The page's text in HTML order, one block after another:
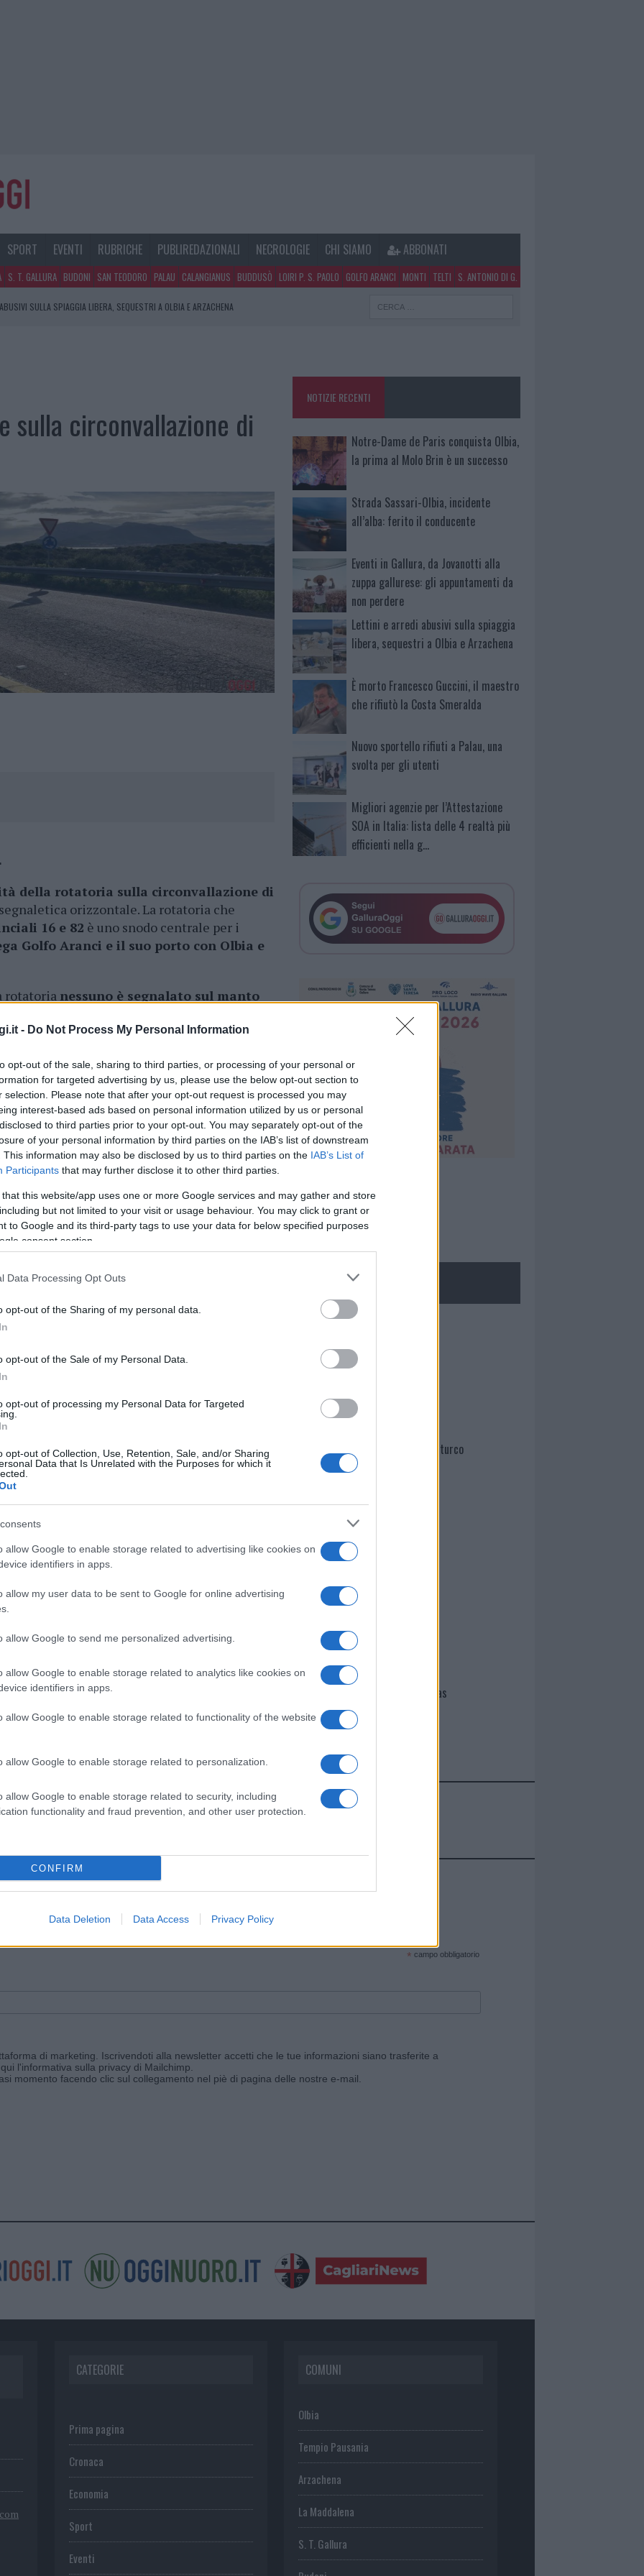
- Do Not Process My Personal Information
opt-out of the sale, sharing to third parties, or processing of your personal or
for targeted advertising by us, please use the below opt-out section to
selection. Please note that after your opt-out request is processed you may
interest-based ads based on personal information utilized by us or personal
to third parties prior to your opt-out. You may separately opt-out of the
of your personal information by third parties on the IAB’s list of downstream
This information may also be disclosed by us to third parties on the IAB’s List of
Participants that may further disclose it to other third parties.
that this website/app uses one or more Google services and may gather and store
but not limited to your visit or usage behaviour. You may click to grant or
to Google and its third-party tags to use your data for below specified purposes
consent section.
Data Processing Opt Outs
opt-out of the Sharing of my personal data.
opt-out of the Sale of my Personal Data.
opt-out of processing my Personal Data for Targeted
opt-out of Collection, Use, Retention, Sale, and/or Sharing
Data that Is Unrelated with the Purposes for which it
allow Google to enable storage related to advertising like cookies on
identifiers in apps.
allow my user data to be sent to Google for online advertising
allow Google to send me personalized advertising.
allow Google to enable storage related to analytics like cookies on
identifiers in apps.
allow Google to enable storage related to functionality of the website
allow Google to enable storage related to personalization.
allow Google to enable storage related to security, including
functionality and fraud prevention, and other user protection.
CONFIRM
Data Deletion Data Access Privacy Policy
SPORT EVENTI RUBRICHE PUBLIREDAZIONALI NECROLOGIE CHI SIAMO ABBONATI
S. T. GALLURA BUDONI SAN TEODORO PALAU CALANGIANUS BUDDUSÒ LOIRI P. S. PAOLO GOLFO ARANCI MONTI TELTI S. ANTONIO DI G.
SULLA SPIAGGIA LIBERA, SEQUESTRI A OLBIA E ARZACHENA
ALL’ALBA: FERITO IL CONDUCENTE
sulla circonvallazione di
della rotatoria sulla circonvallazione di
orizzontale. La rotatoria che
16 e 82 è uno snodo centrale per i
Golfo Aranci e il suo porto con Olbia e
rotatoria nessuno è segnalato sul manto
è assente
vi transitano, con il traffico che in questo
“Inoltre, – ci segnalano – ora anche il
cliccandoqui
nella sezioneLogindal menù del sito o
Prossimo articolo
NOTIZIE RECENTI
Notre-Dame de Paris conquista Olbia,
la prima al Molo Brin è un successo
Strada Sassari-Olbia, incidente
all’alba: ferito il conducente
Eventi in Gallura, da Jovanotti alla
zuppa gallurese: gli appuntamenti da
non perdere
Lettini e arredi abusivi sulla spiaggia
libera, sequestri a Olbia e Arzachena
È morto Francesco Guccini, il maestro
che rifiutò la Costa Smeralda
Nuovo sportello rifiuti a Palau, una
svolta per gli utenti
Migliori agenzie per l’Attestazione
SOA in Italia: lista delle 4 realtà più
efficienti nella g…
NECROLOGIE
Martina Agostina Diturco
I nostri cari
I nostri cari
Giovannimaria Cabras
Invia un Comunicato Stampa|Pubblicità|Segnala
e ricevi le nostre email periodiche contenenti le ultime notizie pubblicate sul sito web!
* campo obbligatorio
di marketing. Iscrivendoti alla newsletter accetti che le tue informazioni siano trasferite a
l'informativa sulla privacy di Mailchimp
momento facendo clic sul collegamento nel piè di pagina delle nostre e-mail.
CATEGORIE
Prima pagina
Cronaca
Economia
Sport
Eventi
COMUNI
Olbia
Tempio Pausania
Arzachena
La Maddalena
S. T. Gallura